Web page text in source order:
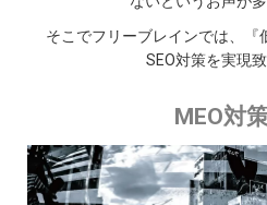
そこでフリーブレインでは、『
SEO対策を実現致
MEO対